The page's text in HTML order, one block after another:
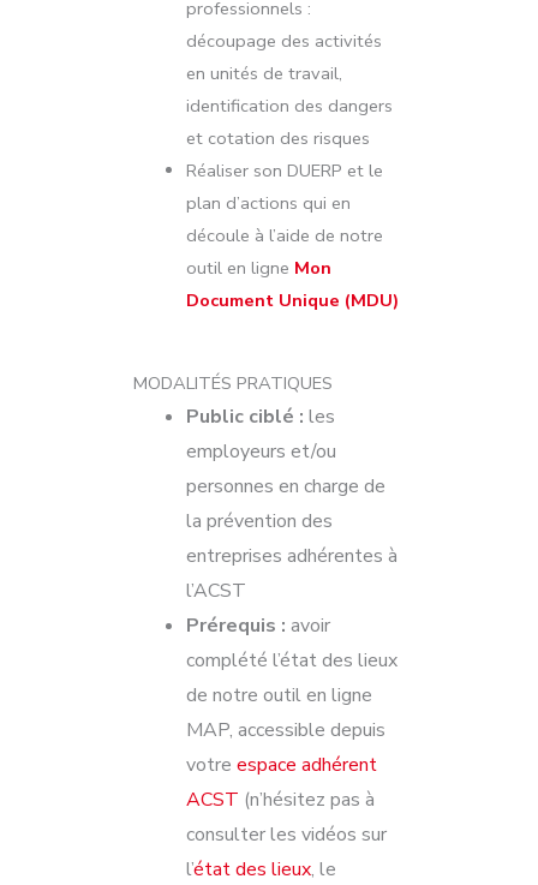
professionnels :
découpage des activités
en unités de travail,
identification des dangers
et cotation des risques
Réaliser son DUERP et le
plan d’actions qui en
découle à l’aide de notre
outil en ligne Mon
Document Unique (MDU)
MODALITÉS PRATIQUES
Public ciblé : les
employeurs et/ou
personnes en charge de
la prévention des
entreprises adhérentes à
l’ACST
Prérequis : avoir
complété l’état des lieux
de notre outil en ligne
MAP, accessible depuis
votre espace adhérent
ACST (n’hésitez pas à
consulter les vidéos sur
l’état des lieux, le